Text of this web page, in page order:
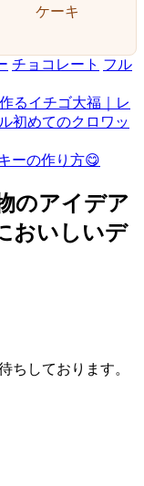
ケーキ
チョコレート フル
るイチゴ大福｜レ
初めてのクロワッ
ーの作り方😋
のアイデア
おいしいデ
ちしております。